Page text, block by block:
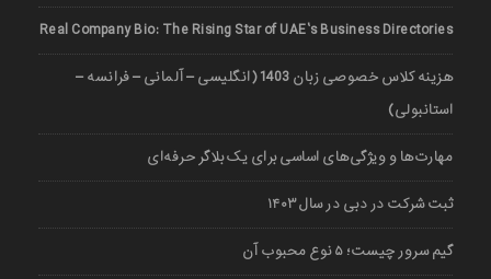
Real Company Bio: The Rising Star of UAE’s Business Directories
هزینه کلاس خصوصی زبان 1403 (انگلیسی – آلمانی – فرانسه –
استانبولی)
مهارت‌ها و ویژگی‌های اساسی برای یک بلاگر حرفه‌ای
ثبت شرکت در دبی در سال ۱۴۰۳
گیم سرور چیست؛ ۵ نوع محبوب آن